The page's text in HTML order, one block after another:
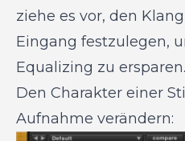
ziehe es vor, den
Eingang festzulegen,
Equalizing zu ersparen.
Den Charakter einer
Aufnahme verändern: